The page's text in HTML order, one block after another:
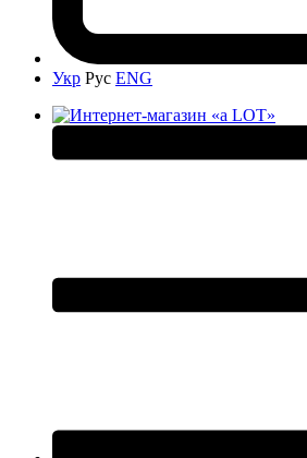
Укр Рус ENG